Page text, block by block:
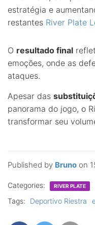
Published by Bruno on
estratégia e
restantes River Plate
O resultado final
emoções, onde as
ataques.
Apesar das
panorama do jogo, o
transformar seu
Categories: RIVER PLATE
Tags: Deportivo Riestra